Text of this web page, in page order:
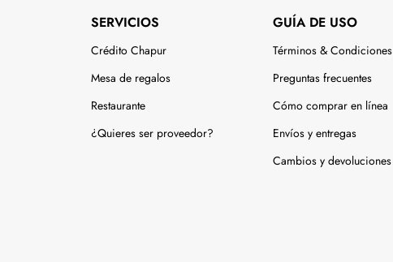
Juguetería
Deportes
Movilidad
SERVICIOS
Crédito Chapur
Mesa de regalos
Restaurante
¿Quieres ser proveedor?
GUÍA DE USO
Términos & Condiciones
Preguntas frecuentes
Cómo comprar en línea
Envíos y entregas
Cambios y devoluciones